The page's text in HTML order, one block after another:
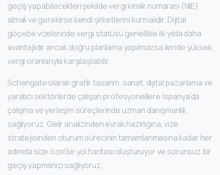
geçiş yapabilecekleri şekilde vergi kimlik numarası (NIE)
almalı ve gerekirse kendi şirketlerini kurmalıdır. Dijital
göçebe vizelerinde vergi statüsü genellikle ilk yılda daha
avantajlıdır ancak doğru planlama yapılmazsa ileride yüksek
vergi oranlarıyla karşılaşılabilir.
Schengate olarak grafik tasarım, sanat, dijital pazarlama ve
yaratıcı sektörlerde çalışan profesyonellere İspanya’da
çalışma ve yerleşim süreçlerinde uzman danışmanlık
sağlıyoruz. Gelir analizinden evrak hazırlığına, vize
stratejisinden oturum sürecinin tamamlanmasına kadar her
adımda size özel bir yol haritası oluşturuyor ve sorunsuz bir
geçiş yapmanızı sağlıyoruz.